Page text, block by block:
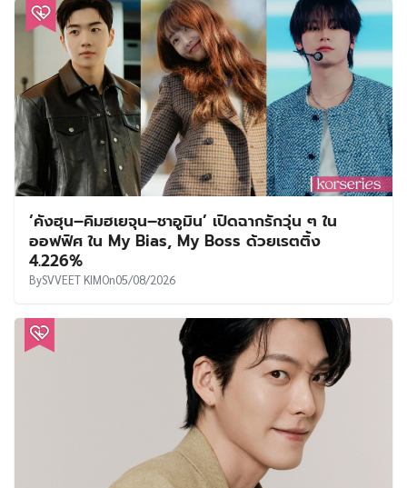
‘คังฮุน–คิมฮเยจุน–ชาอูมิน’ เปิดฉากรักวุ่น ๆ ใน
ออฟฟิศ ใน My Bias, My Boss ด้วยเรตติ้ง
4.226%
BySVVEET KIMOn05/08/2026